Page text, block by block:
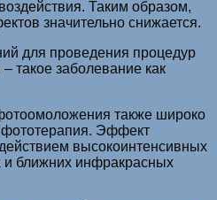
Таким образом,
значительно снижается.
для проведения процедур
такое заболевание как
также широко
фототерапия. Эффект
высокоинтенсивных
и ближних инфракрасных